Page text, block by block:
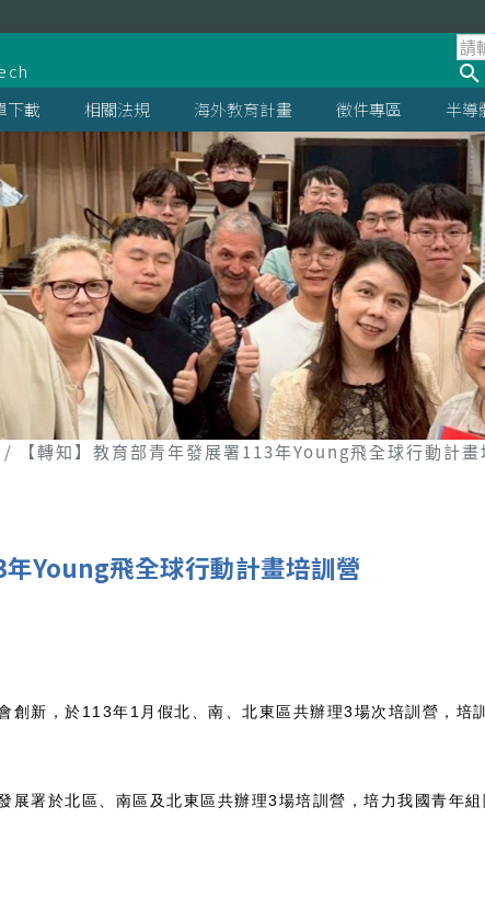
下載 相關法規 海外教育計畫 徵件專區 半導
【轉知】教育部青年發展署113年Young飛全球行動計
年Young飛全球行動計畫培訓營
創新，於113年1月假北、南、北東區共辦理3場次培訓營，培
展署於北區、南區及北東區共辦理3場培訓營，培力我國青年